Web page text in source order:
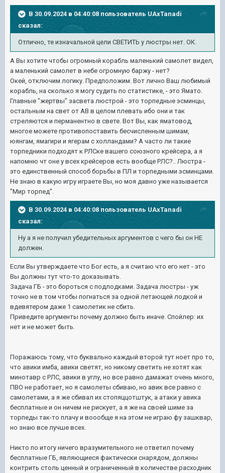
В 30.09.2024 в 04:40:08 пользователь UAxTanadi
сказал:
Отлично, те изначальной цели СВЕТИТЬ у люстры нет. ОК.
А Вы хотите чтобы огромный корабль маленький самолет видел,
а маленький самолет в небе огромную баржу - нет?
Окей, отключим логику. Предположим. Вот лично Ваш любимый
корабль, на сколько я могу судить по статистике, - это Ямато.
Главные "жертвы" засвета люстрой - это торпедные эсминцы,
остальным на свет от АВ в целом плевать ибо они и так
стреляются и перманентно в свете. Вот Вы, как яматовод,
многое можете противопоставить бесчисленным шимам,
юянгам, ямагири и ягерам с холландами? А часто ли такие
торпедники подходят к РЛСке вашего союзного крейсера, а я
напомню чт оне у всех крейсеров есть вообще РЛС?.. Люстра -
это единственный способ борьбы в ПЛ и торпедными эсминцами.
Не знаю в какую игру играете Вы, но моя давно уже называется
"Мир торпед".
В 30.09.2024 в 04:40:08 пользователь UAxTanadi
сказал:
Ну а я не получил убедительных аргументов с чего бы он НЕ
должен
Если Вы утверждаете что Бог есть, а я считаю что его нет - это
Вы должны тут что-то доказывать.
Задача ГБ - это бороться с подлодками. Задача люстры - уж
точно не в том чтобы погнаться за одной летающей лодкой и
вдевятером даже 1 самолетик не сбить.
Приведите аргументы почему должно быть иначе. Спойлер: их
нет и не может быть.
Поражаюсь тому, что буквально каждый второй тут ноет про то,
что авики имба, авики светят, но никому светить не хотят как
минотавр с РЛС, авики в углу, но все равно дамажат очень много,
ПВО не работает, но я самолеты сбиваю, но авик все равно с
самолетами, а я же сбивал их стопяццотштук, а атаки у авика
бесплатные и он ничем не рискует, а я же на своей шиме за
торпеды так-то плачу и воообще я на этом не играю фу зашквар,
но знаю все лучше всех.
Никто по итогу ничего вразумительного не ответил почему
бесплатные ГБ, являющиеся фактически снарядом, должны
контрить столь ценный и ограниченный в количестве расходник